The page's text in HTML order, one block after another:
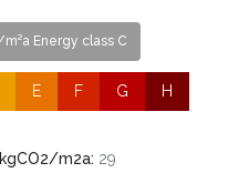
Energy class C
E F G H
m2a: 29